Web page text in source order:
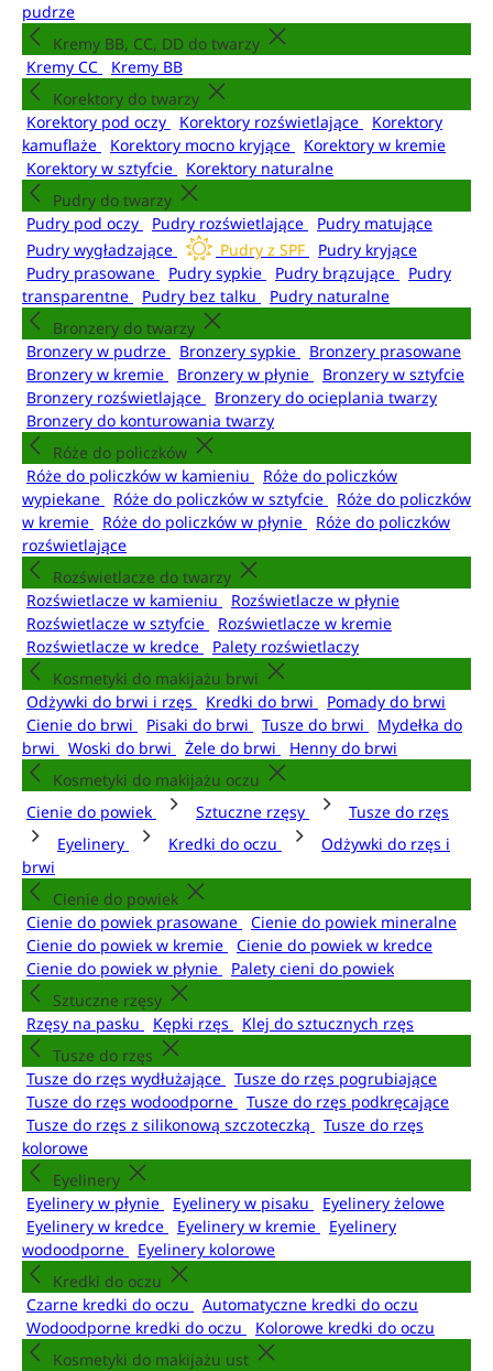
pudrze
Kremy BB, CC, DD do twarzy
Kremy CC
Kremy BB
Korektory do twarzy
Korektory pod oczy
Korektory rozświetlające
Korektory
kamuflaże
Korektory mocno kryjące
Korektory w kremie
Korektory w sztyfcie
Korektory naturalne
Pudry do twarzy
Pudry pod oczy
Pudry rozświetlające
Pudry matujące
Pudry wygładzające
Pudry z SPF
Pudry kryjące
Pudry prasowane
Pudry sypkie Pudry brązujące
Pudry
transparentne
Pudry bez talku
Pudry naturalne
Bronzery do twarzy
Bronzery w pudrze
Bronzery sypkie
Bronzery prasowane
Bronzery w kremie
Bronzery w płynie
Bronzery w sztyfcie
Bronzery rozświetlające
Bronzery do ocieplania twarzy
Bronzery do konturowania twarzy
Róże do policzków
Róże do policzków w kamieniu
Róże do policzków
wypiekane
Róże do policzków w sztyfcie
Róże do policzków
w kremie
Róże do policzków w płynie
Róże do policzków
rozświetlające
Rozświetlacze do twarzy
Rozświetlacze w kamieniu
Rozświetlacze w płynie
Rozświetlacze w sztyfcie
Rozświetlacze w kremie
Rozświetlacze w kredce
Palety rozświetlaczy
Kosmetyki do makijażu brwi
Odżywki do brwi i rzęs
Kredki do brwi
Pomady do brwi
Cienie do brwi
Pisaki do brwi Tusze do brwi
Mydełka do
brwi
Woski do brwi Żele do brwi
Henny do brwi
Kosmetyki do makijażu oczu
Cienie do powiek
Sztuczne rzęsy
Tusze do rzęs
Eyelinery
Kredki do oczu
Odżywki do rzęs i
brwi
Cienie do powiek
Cienie do powiek prasowane
Cienie do powiek mineralne
Cienie do powiek w kremie
Cienie do powiek w kredce
Cienie do powiek w płynie
Palety cieni do powiek
Sztuczne rzęsy
Rzęsy na pasku
Kępki rzęs
Klej do sztucznych rzęs
Tusze do rzęs
Tusze do rzęs wydłużające
Tusze do rzęs pogrubiające
Tusze do rzęs wodoodporne
Tusze do rzęs podkręcające
Tusze do rzęs z silikonową szczoteczką
Tusze do rzęs
kolorowe
Eyelinery
Eyelinery w płynie
Eyelinery w pisaku
Eyelinery żelowe
Eyelinery w kredce
Eyelinery w kremie
Eyelinery
wodoodporne
Eyelinery kolorowe
Kredki do oczu
Czarne kredki do oczu
Automatyczne kredki do oczu
Wodoodporne kredki do oczu
Kolorowe kredki do oczu
Kosmetyki do makijażu ust